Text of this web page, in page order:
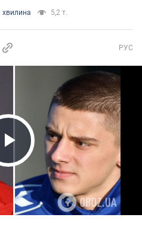
хвилина 5,2 т.
РУС
Video